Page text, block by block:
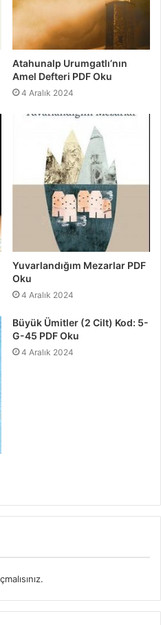
Atahunalp Urumgatlı’nın
Amel Defteri PDF Oku
4 Aralık 2024
Yuvarlandığım Mezarlar PDF
Oku
4 Aralık 2024
Büyük Ümitler (2 Cilt) Kod: 5-
G-45 PDF Oku
4 Aralık 2024
.